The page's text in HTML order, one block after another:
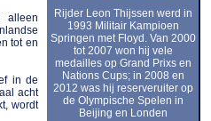
alleen
tot en
in de
acht
wordt
Rijder Leon Thijssen werd in
1993 Militair Kampioen
Springen met Floyd. Van 2000
tot 2007 won hij vele
medailles op Grand Prixs en
Nations Cups; in 2008 en
2012 was hij reserveruiter op
de Olympische Spelen in
Beijing en Londen